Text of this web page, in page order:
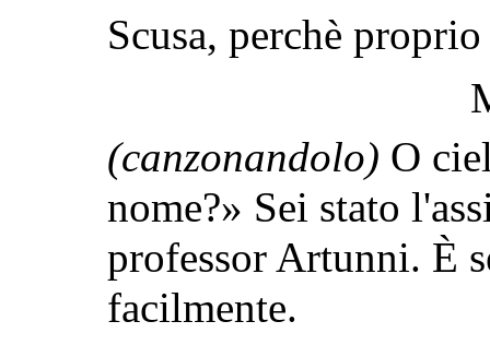
Scusa, perchè
(canzonandolo) O
nome?» Sei stato
professor Artunni. È
facilmente.